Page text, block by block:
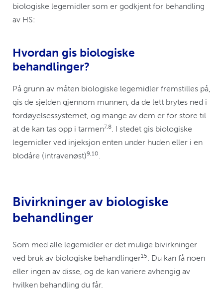
biologiske legemidler som er godkjent for behandling
av HS:
Hvordan gis biologiske
behandlinger?
På grunn av måten biologiske legemidler fremstilles på,
gis de sjelden gjennom munnen, da de lett brytes ned i
fordøyelsessystemet, og mange av dem er for store til
at de kan tas opp i tarmen7,8
. I stedet gis biologiske
legemidler ved injeksjon enten under huden eller i en
blodåre (intravenøst)9,10
Bivirkninger av biologiske
behandlinger
Som med alle legemidler er det mulige bivirkninger
ved bruk av biologiske behandlinger15
. Du kan få noen
eller ingen av disse, og de kan variere avhengig av
hvilken behandling du får.